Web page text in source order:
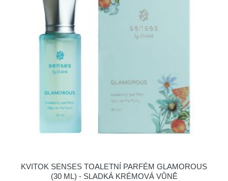
KVITOK SENSES TOALETNÍ PARFÉM GLAMOROUS
(30 ML) - SLADKÁ KRÉMOVÁ VŮNĚ